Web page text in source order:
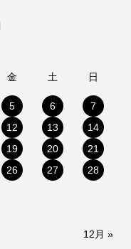
金 土 日
5 6
7
12 13
14
19 20
21
26 27 28
12月 »